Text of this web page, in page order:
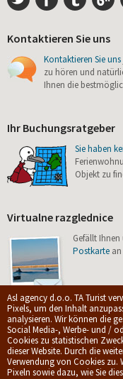
Asl agency d.o.o. TA Turist
Pixels, um den Inhalt
analysieren. Wir können die
Social Media-, Werbe- und /
Cookies zu statistischen
dieser Website. Durch die
Verwendung von Cookies zu.
Pixeln sowie dazu, wie Sie
Kontaktieren Sie uns
Kontaktieren Sie uns
zu hören und
Ihnen die
Ihr Buchungsratgeber
Sie haben
Objekt zu
Virtualne razglednice
Gefällt Ihnen
Postkarte
© 2009-2026.ASL Agency d.o.o.
Geschäftsbedingungen
Web development bydizzy.hr